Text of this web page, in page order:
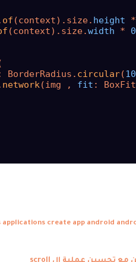
of (context).size. height
(context).size.width *
BorderRadius. circular(10
network(img , fit :
applications create app android